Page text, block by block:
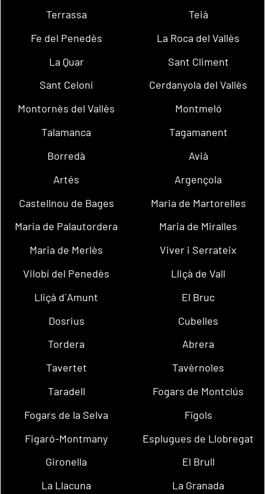
Terrassa
Teià
Fe del Penedès
La Roca del Vallès
La Quar
Sant Climent
Sant Celoni
Cerdanyola del Vallès
Montornès del Vallès
Montmeló
Talamanca
Tagamanent
Borredà
Avià
Artés
Argençola
Castellnou de Bages
Maria de Martorelles
Maria de Palautordera
Maria de Miralles
Maria de Merlès
Viver i Serrateix
Vilobí del Penedès
Lliçà de Vall
Lliçà d´Amunt
El Bruc
Dosrius
Cubelles
Tordera
Abrera
Tavertet
Tavèrnoles
Taradell
Fogars de Montclús
Fogars de la Selva
Fígols
Figaró-Montmany
Esplugues de Llobregat
Gironella
El Brull
La Llacuna
La Granada